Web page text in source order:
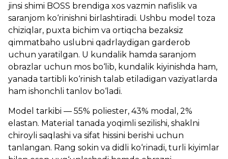
jinsi shimi BOSS brendiga xos vazmin nafislik va
saranjom ko‘rinishni birlashtiradi. Ushbu model toza
chiziqlar, puxta bichim va ortiqcha bezaksiz
qimmatbaho uslubni qadrlaydigan garderob
uchun yaratilgan. U kundalik hamda saranjom
obrazlar uchun mos bo‘lib, kundalik kiyinishda ham,
yanada tartibli ko‘rinish talab etiladigan vaziyatlarda
ham ishonchli tanlov bo‘ladi.
Model tarkibi — 55% poliester, 43% modal, 2%
elastan. Material tanada yoqimli sezilishi, shaklni
chiroyli saqlashi va sifat hissini berishi uchun
tanlangan. Rang sokin va didli ko‘rinadi, turli kiyimlar